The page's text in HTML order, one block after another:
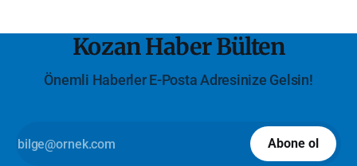
Kozan Haber Bülten
Önemli Haberler E-Posta Adresinize Gelsin!
Abone ol